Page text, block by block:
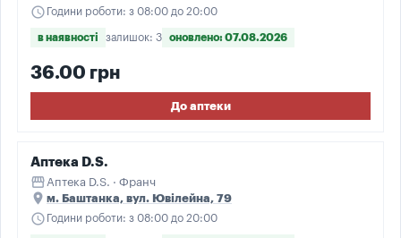
schedule Години роботи: з 08:00 до 20:00
в наявності залишок: 3 оновлено: 07.08.2026
36.00 грн
До аптеки
Аптека D.S.
storefront Аптека D.S. · Франч
place м. Баштанка, вул. Ювілейна, 79
schedule Години роботи: з 08:00 до 20:00